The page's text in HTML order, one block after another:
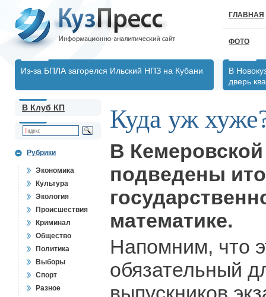
ГЛАВНАЯ
ФОТО
Из-за БПЛА загорелся Ильский НПЗ на Кубани
В
дверь
В Клуб КП
Рубрики
Экономика
Культура
Экология
Происшествия
Криминал
Общество
Политика
Выборы
Спорт
Разное
Куда уж
В
подведены
математике.
Напомним, что
обязательный